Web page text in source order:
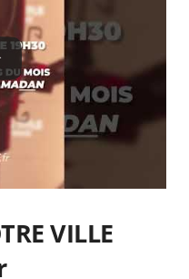
VILLE